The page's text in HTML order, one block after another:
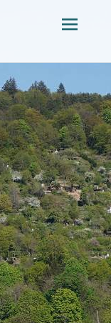
Zum
Inhalt